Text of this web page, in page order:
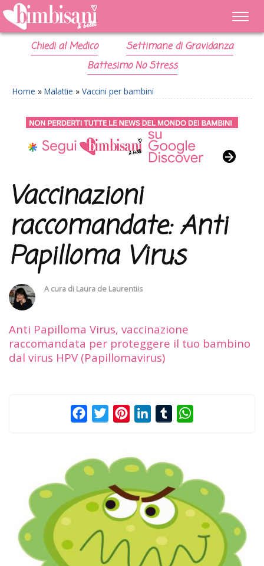
Chiedi al Medico
Settimane di Gravidanza
Battesimo No Stress
Home » Malattie » Vaccini per bambini
Vaccinazioni
raccomandate: Anti
Papilloma Virus
A cura di Laura de Laurentiis
Anti Papilloma Virus, vaccinazione
raccomandata per proteggere il tuo bambino
dal virus HPV (Papillomavirus)
FacebookTwitterPinterestLinkedInTumblr